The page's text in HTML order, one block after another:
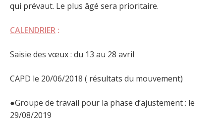
qui prévaut. Le plus âgé sera prioritaire.
CALENDRIER :
Saisie des vœux : du 13 au 28 avril
CAPD le 20/06/2018 ( résultats du mouvement)
●Groupe de travail pour la phase d’ajustement : le
29/08/2019